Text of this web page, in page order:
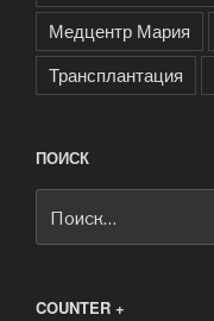
Медцентр Мария
Трансплантация
ПОИСК
COUNTER +